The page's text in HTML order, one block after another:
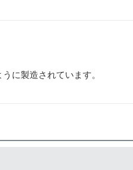
に製造されています。